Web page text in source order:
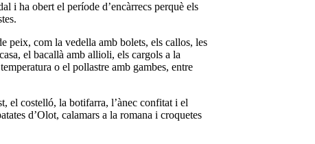
i ha obert el període d’encàrrecs perquè els
peix, com la vedella amb bolets, els callos, les
el bacallà amb allioli, els cargols a la
o el pollastre amb gambes, entre
el costelló, la botifarra, l’ànec confitat i el
d’Olot, calamars a la romana i croquetes